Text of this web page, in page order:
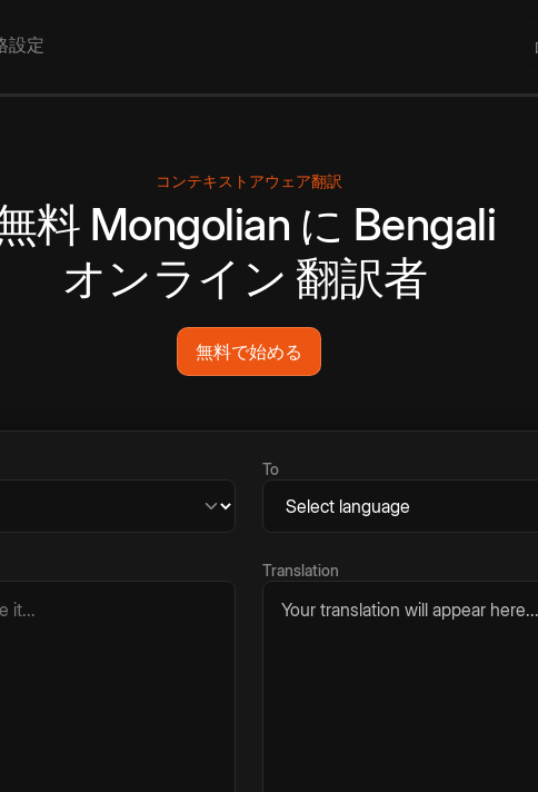
設定
コンテキストアウェア翻訳
料 Mongolian に Bengali
オンライン 翻訳者
無料で始める
To
Translation
Your translation will appear here...